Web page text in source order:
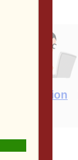
E-Edition